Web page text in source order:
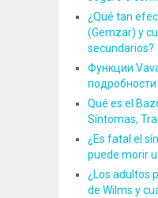
¿Qué tan
(Gemzar) y
secundarios?
Функции
подробности
Qué es el
Síntomas,
¿Es fatal el
puede morir
¿Los adultos
de Wilms y